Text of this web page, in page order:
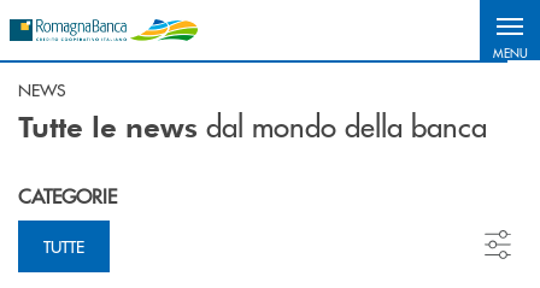
MENU
NEWS
Tutte le news dal mondo della banca
CATEGORIE
TUTTE